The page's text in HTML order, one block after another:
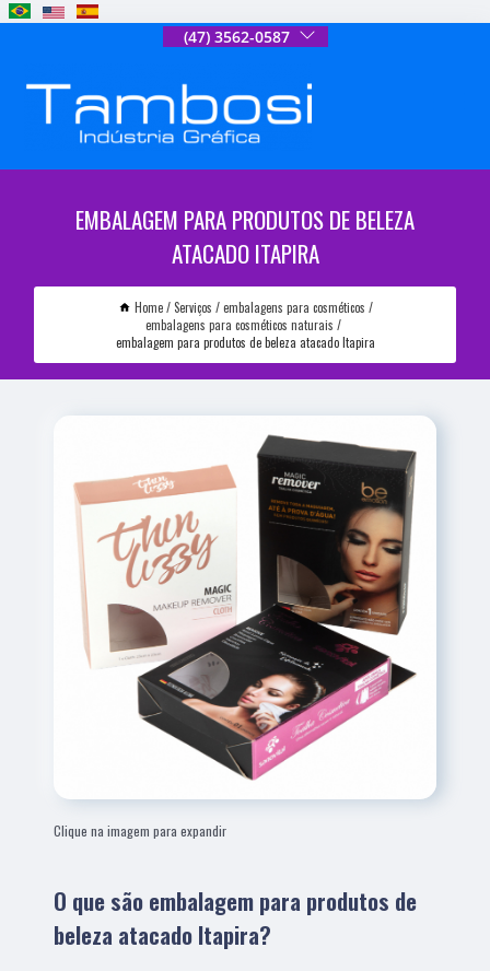
(47) 3562-0587
EMBALAGEM PARA PRODUTOS DE BELEZA
ATACADO ITAPIRA
Home Serviços
embalagens para cosméticos
embalagens para cosméticos naturais
embalagem para produtos de beleza atacado Itapira
Clique na imagem para expandir
O que são embalagem para produtos de
beleza atacado Itapira?